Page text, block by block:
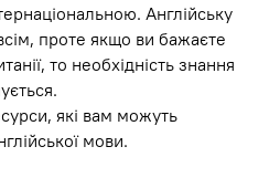
Англійську
проте якщо ви бажаєте
то необхідність знання
які вам можуть
мови.